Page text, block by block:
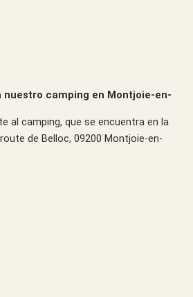
camping en Montjoie-en-
al camping, que se encuentra en la
de Belloc, 09200 Montjoie-en-